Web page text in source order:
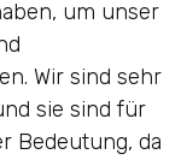
um unser
Wir sind sehr
sie sind für
Bedeutung, da